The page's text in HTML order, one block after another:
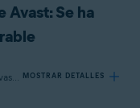
Avast: Se ha
Se aplica a Avast One, Avast Premium Security, Avast Free Antivirus MOSTRAR DETALLES